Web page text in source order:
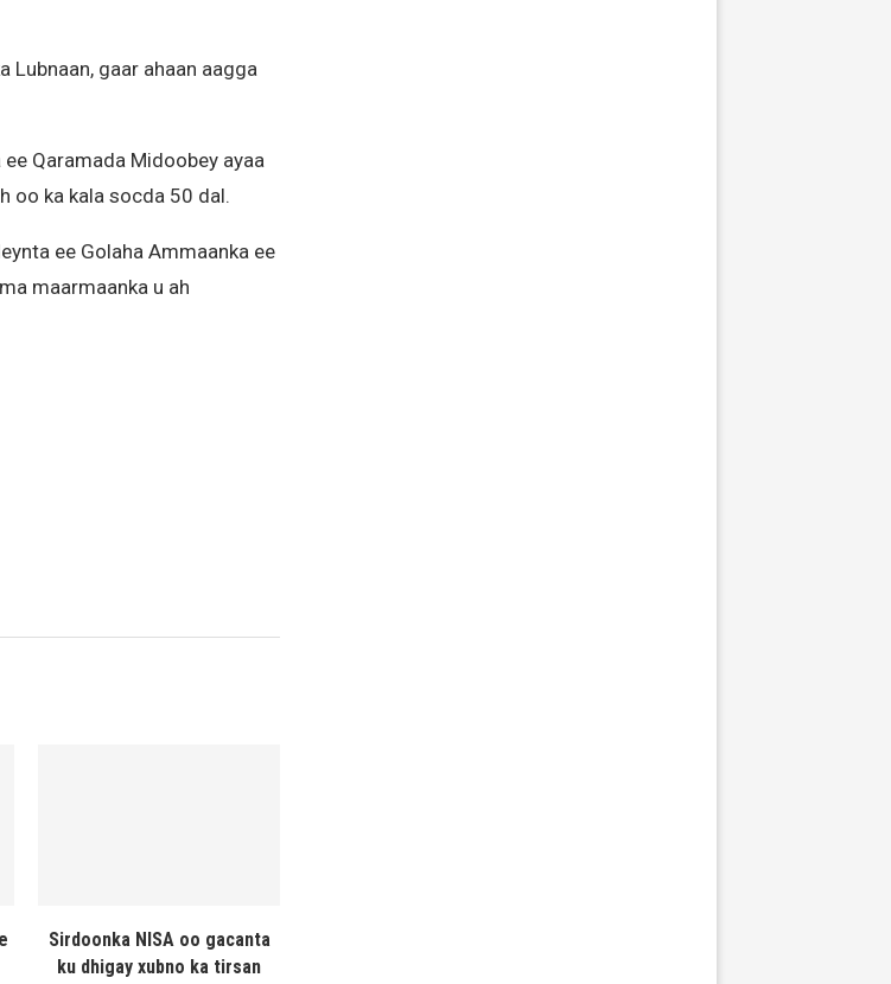
Lubnaan, gaar ahaan aagga
Qaramada Midoobey ayaa
oo ka kala socda 50 dal.
ee Golaha Ammaanka ee
maarmaanka u ah
Sirdoonka NISA oo gacanta
ku dhigay xubno ka tirsan